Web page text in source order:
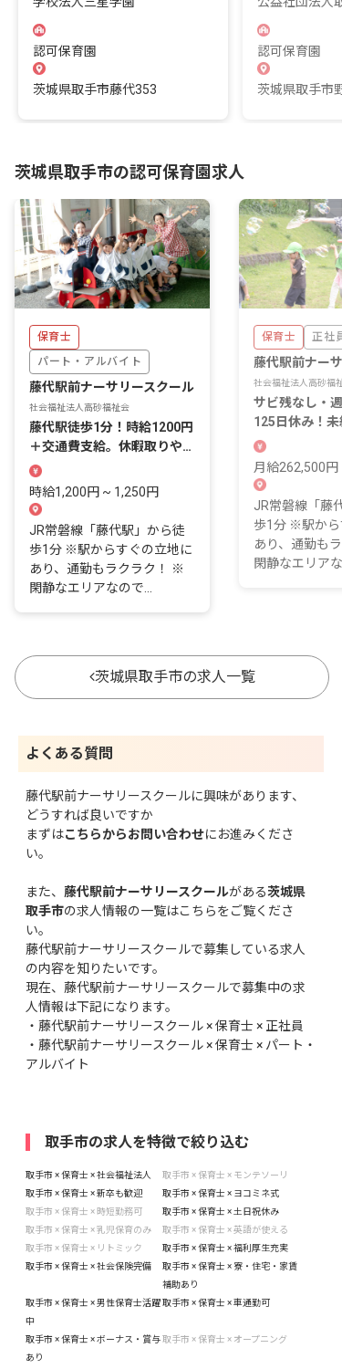
認可保育園
茨城県取手市藤代353
認可保育園
茨城県取手市
茨城県取手市の認可保育園求人
保育士
パート・アルバイト
藤代駅前ナーサリースクール
社会福祉法人高砂福祉会
藤代駅徒歩1分！時給1200円
＋交通費支給。休暇取りやす
く家庭両立も可
時給1,200円 ~ 1,250円
JR常磐線「藤代駅」から徒
歩1分 ※駅からすぐの立地に
あり、通勤もラクラク！ ※
閑静なエリアなので...
保育士 正社員
藤代駅前ナー
社会福祉法人高砂福祉
サビ残なし・
125日休み！
各種実践研修あ
月給262,500円 ~
JR常磐線「藤
歩1分 ※駅か
あり、通勤も
閑静なエリアな
茨城県取手市の求人一覧
よくある質問
藤代駅前ナーサリースクールに興味があります、
どうすれば良いですか
まずはこちらからお問い合わせにお進みくださ
い。
また、 藤代駅前ナーサリースクールがある茨城県
取手市の求人情報の一覧はこちらをご覧くださ
い。
藤代駅前ナーサリースクールで募集している求人
の内容を知りたいです。
現在、藤代駅前ナーサリースクールで募集中の求
人情報は下記になります。
・ 藤代駅前ナーサリースクール × 保育士 × 正社員
・ 藤代駅前ナーサリースクール × 保育士 × パート・
アルバイト
取手市の求人を特徴で絞り込む
取手市 × 保育士 × 社会福祉法人
取手市 × 保育士 × モンテソーリ
取手市 × 保育士 × 新卒も歓迎
取手市 × 保育士 × ヨコミネ式
取手市 × 保育士 × 時短勤務可
取手市 × 保育士 × 土日祝休み
取手市 × 保育士 × 乳児保育のみ
取手市 × 保育士 × 英語が使える
取手市 × 保育士 × リトミック
取手市 × 保育士 × 福利厚生充実
取手市 × 保育士 × 社会保険完備
取手市 × 保育士 × 寮・住宅・家賃
補助あり
取手市 × 保育士 × 男性保育士活躍
中
取手市 × 保育士 × 車通勤可
取手市 × 保育士 × ボーナス・賞与
あり
取手市 × 保育士 × オープニング